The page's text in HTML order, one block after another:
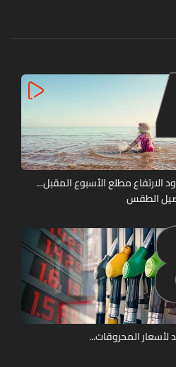
الارتفاع مطلع الأسبوع المقبل...
الطقس
المحروقات...